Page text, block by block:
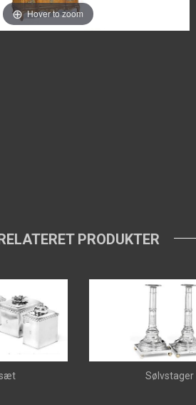
Hover to zoom
PRODUKTER
Sølvstager